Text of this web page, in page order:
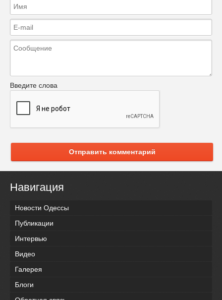
Введите слова
Отправить комментарий
Навигация
Новости Одессы
Публикации
Интервью
Видео
Галерея
Блоги